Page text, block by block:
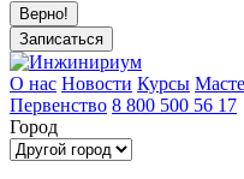
Записаться
О нас Новости Курсы
Первенство 8 800 500 56 17
Город